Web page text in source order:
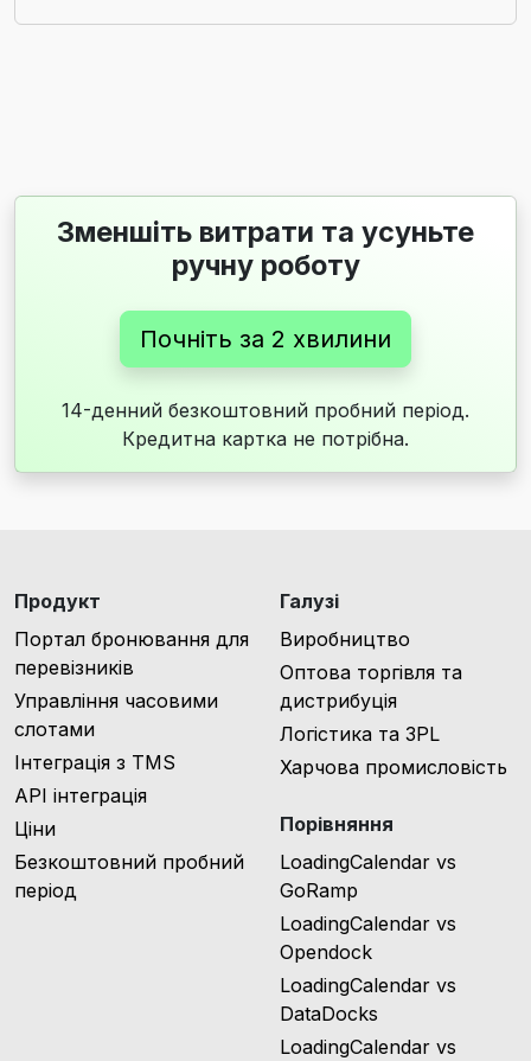
Зменшіть витрати та усуньте
ручну роботу
Почніть за 2 хвилини
14-денний безкоштовний пробний період.
Кредитна картка не потрібна.
Продукт
Портал бронювання для
перевізників
Управління часовими
слотами
Інтеграція з TMS
API інтеграція
Ціни
Безкоштовний пробний
період
Галузі
Виробництво
Оптова торгівля та
дистрибуція
Логістика та 3PL
Харчова промисловість
Порівняння
LoadingCalendar vs
GoRamp
LoadingCalendar vs
Opendock
LoadingCalendar vs
DataDocks
LoadingCalendar vs